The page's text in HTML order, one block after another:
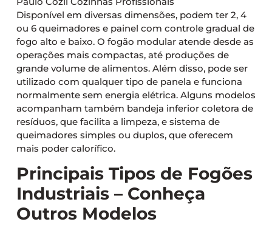
Disponível em diversas dimensões, podem ter 2, 4
ou 6 queimadores e painel com controle gradual de
fogo alto e baixo. O fogão modular atende desde as
operações mais compactas, até produções de
grande volume de alimentos. Além disso, pode ser
utilizado com qualquer tipo de panela e funciona
normalmente sem energia elétrica. Alguns modelos
acompanham também bandeja inferior coletora de
resíduos, que facilita a limpeza, e sistema de
queimadores simples ou duplos, que oferecem
mais poder calorífico.
Principais Tipos de Fogões
Industriais – Conheça
Outros Modelos